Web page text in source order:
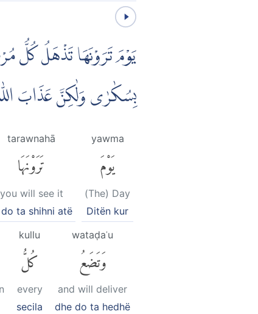
يَوْمَ تَرَوْنَهَا تَذْهَلُ
بِسُكٰرٰى وَلٰكِنَّ عَذَابَ
yawma
يَوْمَ
(The) Day
Ditën kur
tarawnahā
تَرَوْنَهَا
you will see it
ta shihni atë
wataḍaʿu
وَتَضَعُ
and will deliver
dhe do ta hedhë
kullu
كُلُّ
every
secila